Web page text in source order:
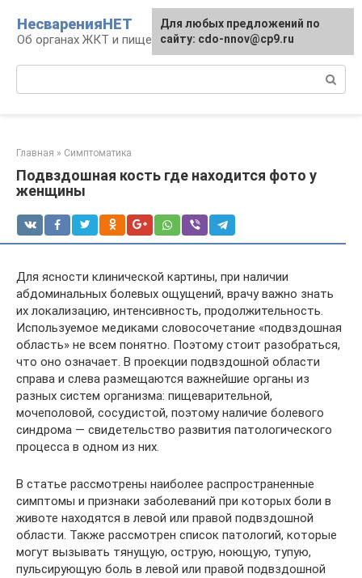
контенту
НесваренияНЕТ
Об органах ЖКТ и пищеварении
Главная » Симптоматика
Подвздошная кость где находится фото у
женщины
Для ясности клинической картины, при наличии
абдоминальных болевых ощущений, врачу важно знать
их локализацию, интенсивность, продолжительность.
Используемое медиками словосочетание «подвздошная
область» не всем понятно. Поэтому стоит разобраться,
что оно означает. В проекции подвздошной области
справа и слева размещаются важнейшие органы из
разных систем организма: пищеварительной,
мочеполовой, сосудистой, поэтому наличие болевого
синдрома — свидетельство развития патологического
процесса в одном из них.
В статье рассмотрены наиболее распространенные
симптомы и признаки заболеваний при которых боли в
животе находятся в левой или правой подвздошной
области. Также рассмотрен список патологий, которые
могут вызывать тянущую, острую, ноющую, тупую,
пульсирующую боль в левой или правой подвздошной
Для любых предложений по
сайту: cdo-nnov@cp9.ru